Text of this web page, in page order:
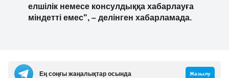
елшілік немесе консулдыққа хабарлауға
міндетті емес", – делінген хабарламада.
Ең соңғы жаңалықтар осында Жазылу